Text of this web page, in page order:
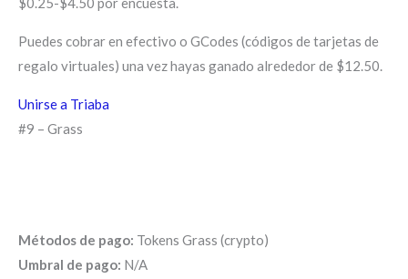
Puedes cobrar en efectivo o GCodes (códigos de tarjetas de
regalo virtuales) una vez hayas ganado alrededor de $12.50.
Unirse a Triaba
#9 – Grass
Métodos de pago: Tokens Grass (crypto)
Umbral de pago: N/A